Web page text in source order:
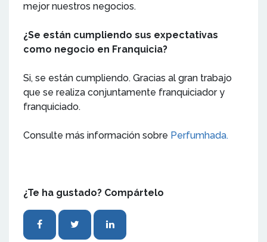
mejor nuestros negocios.
¿Se están cumpliendo sus expectativas
como negocio en Franquicia?
Si, se están cumpliendo. Gracias al gran trabajo
que se realiza conjuntamente franquiciador y
franquiciado.
Consulte más información sobre Perfumhada.
¿Te ha gustado? Compártelo